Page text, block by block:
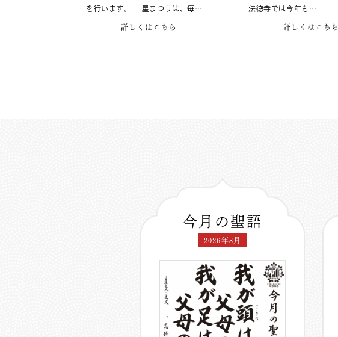
を行います。 星まつりは、毎…
詳しくはこちら
法徳寺では今年も…
詳しくはこちら
今月の聖語
2026年8月